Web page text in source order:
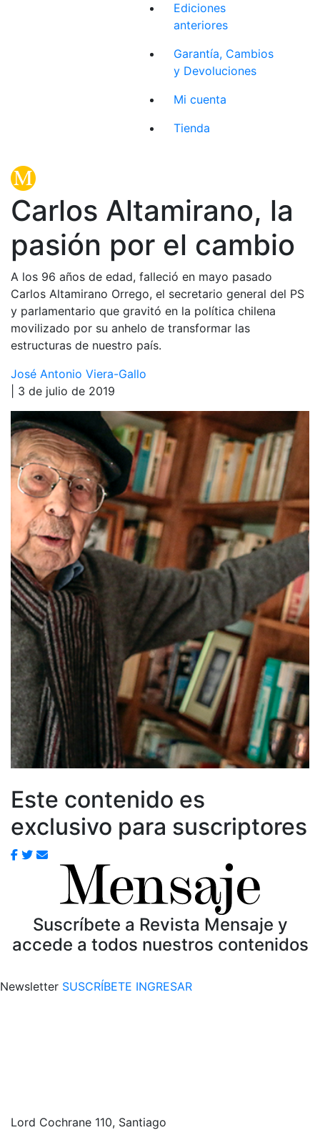
Ediciones
anteriores
Garantía, Cambios
y Devoluciones
Mi cuenta
Tienda
Carlos Altamirano, la
pasión por el cambio
A los 96 años de edad, falleció en mayo pasado
Carlos Altamirano Orrego, el secretario general del PS
y parlamentario que gravitó en la política chilena
movilizado por su anhelo de transformar las
estructuras de nuestro país.
José Antonio Viera-Gallo
| 3 de julio de 2019
Este contenido es
exclusivo para suscriptores
Suscríbete a Revista Mensaje y
accede a todos nuestros contenidos
Newsletter SUSCRÍBETE INGRESAR
Lord Cochrane 110, Santiago